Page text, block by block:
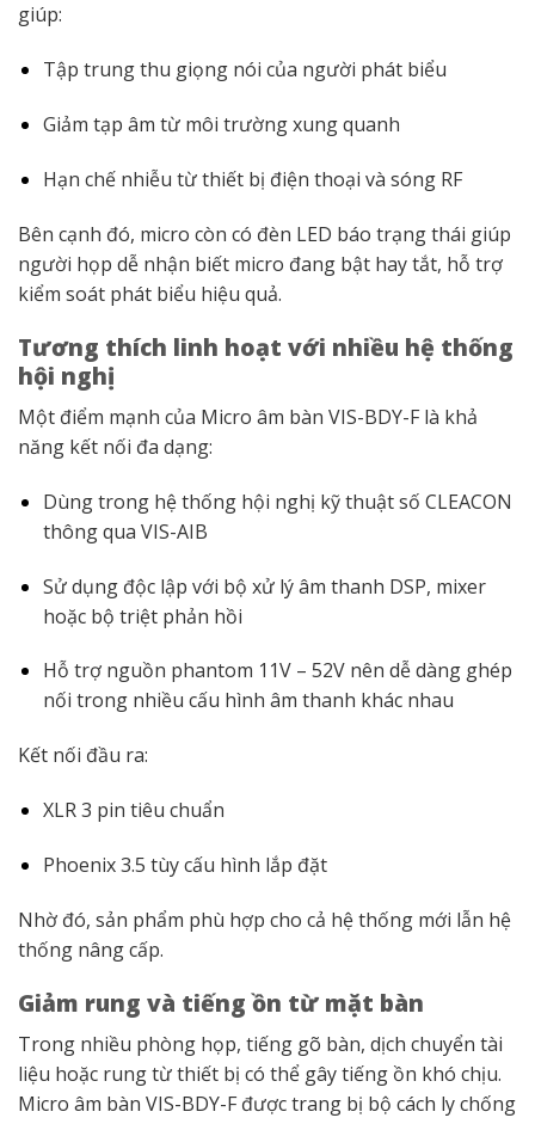
giúp:
Tập trung thu giọng nói của người phát biểu
Giảm tạp âm từ môi trường xung quanh
Hạn chế nhiễu từ thiết bị điện thoại và sóng RF
Bên cạnh đó, micro còn có đèn LED báo trạng thái giúp
người họp dễ nhận biết micro đang bật hay tắt, hỗ trợ
kiểm soát phát biểu hiệu quả.
Tương thích linh hoạt với nhiều hệ thống
hội nghị
Một điểm mạnh của Micro âm bàn VIS-BDY-F là khả
năng kết nối đa dạng:
Dùng trong hệ thống hội nghị kỹ thuật số CLEACON
thông qua VIS-AIB
Sử dụng độc lập với bộ xử lý âm thanh DSP, mixer
hoặc bộ triệt phản hồi
Hỗ trợ nguồn phantom 11V – 52V nên dễ dàng ghép
nối trong nhiều cấu hình âm thanh khác nhau
Kết nối đầu ra:
XLR 3 pin tiêu chuẩn
Phoenix 3.5 tùy cấu hình lắp đặt
Nhờ đó, sản phẩm phù hợp cho cả hệ thống mới lẫn hệ
thống nâng cấp.
Giảm rung và tiếng ồn từ mặt bàn
Trong nhiều phòng họp, tiếng gõ bàn, dịch chuyển tài
liệu hoặc rung từ thiết bị có thể gây tiếng ồn khó chịu.
Micro âm bàn VIS-BDY-F được trang bị bộ cách ly chống